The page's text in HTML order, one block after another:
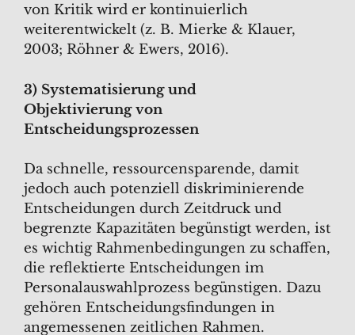
von Kritik wird er kontinuierlich
weiterentwickelt (z. B. Mierke & Klauer,
2003; Röhner & Ewers, 2016).
3) Systematisierung und
Objektivierung von
Entscheidungsprozessen
Da schnelle, ressourcensparende, damit
jedoch auch potenziell diskriminierende
Entscheidungen durch Zeitdruck und
begrenzte Kapazitäten begünstigt werden, ist
es wichtig Rahmenbedingungen zu schaffen,
die reflektierte Entscheidungen im
Personalauswahlprozess begünstigen. Dazu
gehören Entscheidungsfindungen in
angemessenen zeitlichen Rahmen.